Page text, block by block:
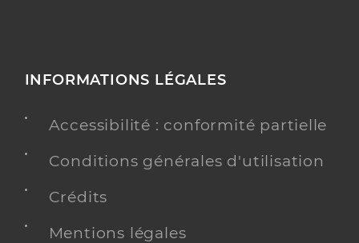
INFORMATIONS LÉGALES
Accessibilité : conformité partielle
Conditions générales d'utilisation
Crédits
Mentions légales